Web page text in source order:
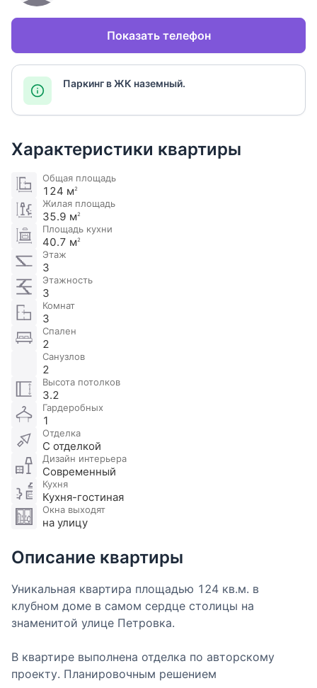
Показать телефон
Паркинг в ЖК наземный.
Характеристики квартиры
Общая площадь
124 м2
Жилая площадь
35.9 м2
Площадь кухни
40.7 м2
Этаж
3
Этажность
3
Комнат
3
Спален
2
Санузлов
2
Высота потолков
3.2
Гардеробных
1
Отделка
С отделкой
Дизайн интерьера
Современный
Кухня
Кухня-гостиная
Окна выходят
на улицу
Описание квартиры
Уникальная квартира площадью 124 кв.м. в
клубном доме в самом сердце столицы на
знаменитой улице Петровка.
В квартире выполнена отделка по авторскому
проекту. Планировочным решением